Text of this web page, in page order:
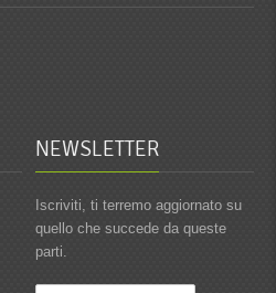
NEWSLETTER
Iscriviti, ti terremo aggiornato su
quello che succede da queste
parti.